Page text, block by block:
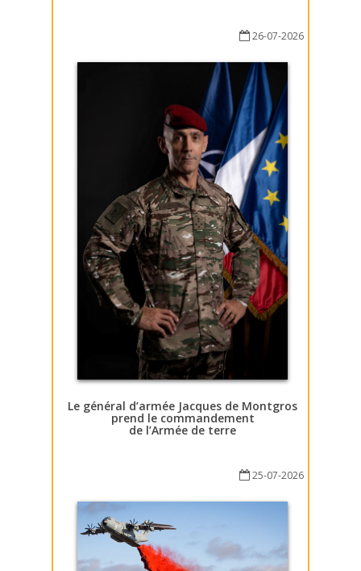
26-07-2026
Le général d’armée Jacques de Montgros
prend le commandement
de l’Armée de terre
25-07-2026